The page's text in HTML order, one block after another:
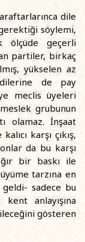
dile
söylemi,
ölçüde geçerli
partiler, birkaç
yükselen az
de pay
meclis üyeleri
grubunun
olamaz. İnşaat
karşı çıkış,
da bu karşı
bir baskı ile
tarzına en
geldi- sadece bu
anlayışına
gösteren